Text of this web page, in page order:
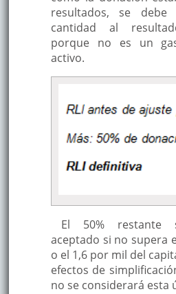
resultados, se debe
cantidad al
porque no es un
activo.
El 50% restante
aceptado si no supera
o el 1,6 por mil del
efectos de
no se considerará esta